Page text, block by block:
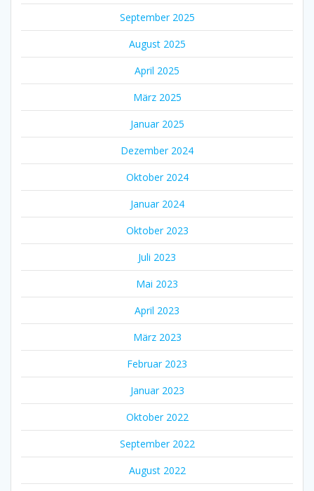
September 2025
August 2025
April 2025
März 2025
Januar 2025
Dezember 2024
Oktober 2024
Januar 2024
Oktober 2023
Juli 2023
Mai 2023
April 2023
März 2023
Februar 2023
Januar 2023
Oktober 2022
September 2022
August 2022